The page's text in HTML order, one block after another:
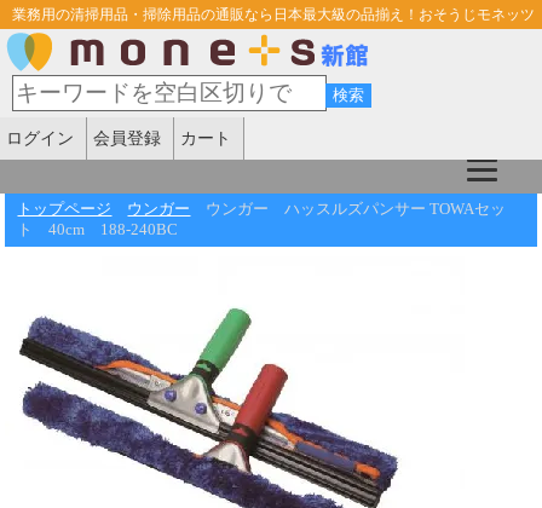
業務用の清掃用品・掃除用品の通販なら日本最大級の品揃え！おそうじモネッツ
ログイン 会員登録 カート
トップページ ウンガー
ウンガー ハッスルズパンサー TOWAセッ
ト 40cm 188-240BC